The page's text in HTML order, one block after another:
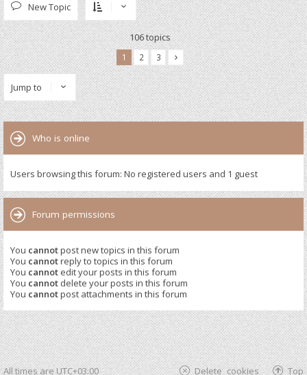
New Topic
106 topics
1 2 3
Jump to
Who is online
Users browsing this forum: No registered users and 1 guest
Forum permissions
You cannotpost new topics in this forum
You cannotreply to topics in this forum
You cannot edit your posts in this forum
You cannot delete your posts in this forum
You cannotpost attachments in this forum
All times areUTC+03:00 Top
Delete cookies